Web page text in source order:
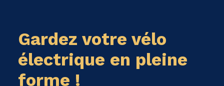
Gardez votre vélo
électrique en pleine
forme !